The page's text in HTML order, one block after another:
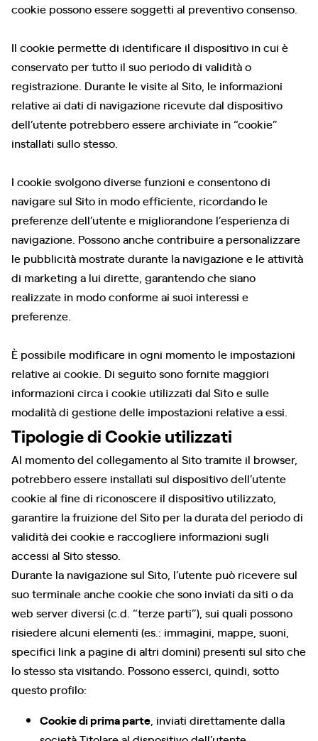
cookie possono essere soggetti al preventivo consenso.
Il cookie permette di identificare il dispositivo in cui è
conservato per tutto il suo periodo di validità o
registrazione. Durante le visite al Sito, le informazioni
relative ai dati di navigazione ricevute dal dispositivo
dell’utente potrebbero essere archiviate in “cookie”
installati sullo stesso.
I cookie svolgono diverse funzioni e consentono di
navigare sul Sito in modo efficiente, ricordando le
preferenze dell’utente e migliorandone l’esperienza di
navigazione. Possono anche contribuire a personalizzare
le pubblicità mostrate durante la navigazione e le attività
di marketing a lui dirette, garantendo che siano
realizzate in modo conforme ai suoi interessi e
preferenze.
È possibile modificare in ogni momento le impostazioni
relative ai cookie. Di seguito sono fornite maggiori
informazioni circa i cookie utilizzati dal Sito e sulle
modalità di gestione delle impostazioni relative a essi.
Tipologie di Cookie utilizzati
Al momento del collegamento al Sito tramite il browser,
potrebbero essere installati sul dispositivo dell’utente
cookie al fine di riconoscere il dispositivo utilizzato,
garantire la fruizione del Sito per la durata del periodo di
validità dei cookie e raccogliere informazioni sugli
accessi al Sito stesso.
Durante la navigazione sul Sito, l’utente può ricevere sul
suo terminale anche cookie che sono inviati da siti o da
web server diversi (c.d. “terze parti”), sui quali possono
risiedere alcuni elementi (es.: immagini, mappe, suoni,
specifici link a pagine di altri domini) presenti sul sito che
lo stesso sta visitando. Possono esserci, quindi, sotto
questo profilo:
Cookie di prima parte , inviati direttamente dalla